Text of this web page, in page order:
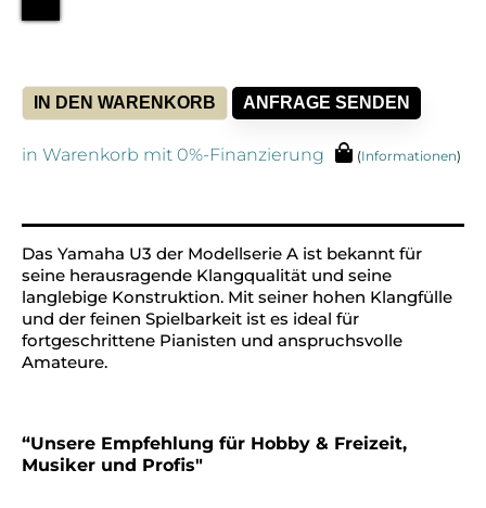
IN DEN WARENKORB ANFRAGE SENDEN
in Warenkorb mit 0%-Finanzierung (Informationen)
Das Yamaha U3 der Modellserie A ist bekannt für
seine herausragende Klangqualität und seine
langlebige Konstruktion. Mit seiner hohen Klangfülle
und der feinen Spielbarkeit ist es ideal für
fortgeschrittene Pianisten und anspruchsvolle
Amateure.
“Unsere Empfehlung für Hobby & Freizeit,
Musiker und Profis"